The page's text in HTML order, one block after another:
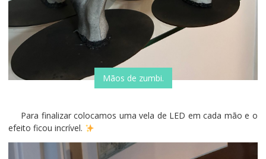
Mãos de zumbi.
Para finalizar colocamos uma vela de LED em cada mão e o
efeito ficou incrível.